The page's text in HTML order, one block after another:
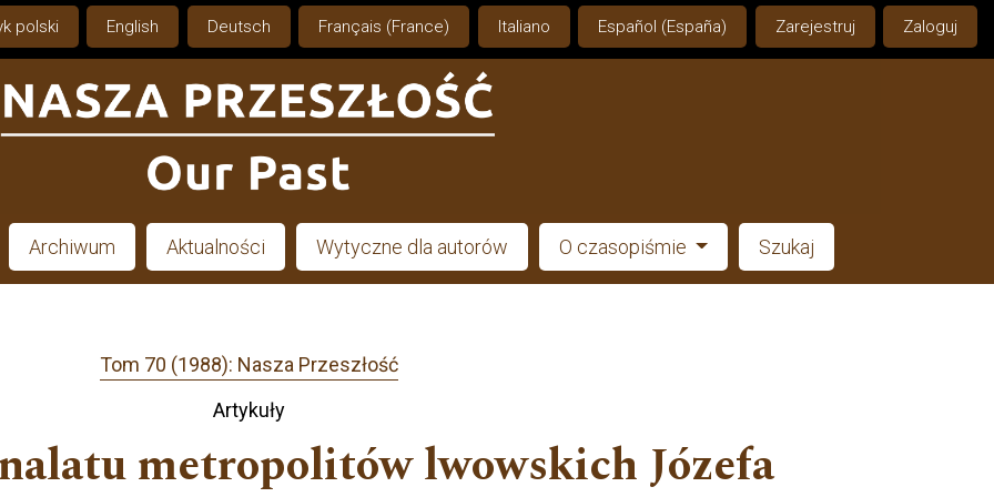
polski English Deutsch Français (France) Italiano Español (España) Zarejestruj Zaloguj
Archiwum Aktualności Wytyczne dla autorów O czasopiśmie Szukaj
Tom 70 (1988): Nasza Przeszłość
Artykuły
metropolitów lwowskich Józefa